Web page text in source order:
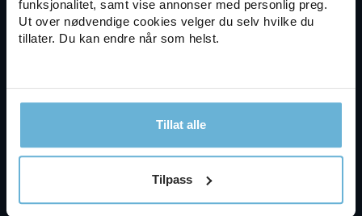
funksjonalitet, samt vise annonser med personlig preg.
Ut over nødvendige cookies velger du selv hvilke du
tillater. Du kan endre når som helst.
Tillat alle
Tilpass
Virksomhet
Informasjonskapsler
Publiseringsprinsipper